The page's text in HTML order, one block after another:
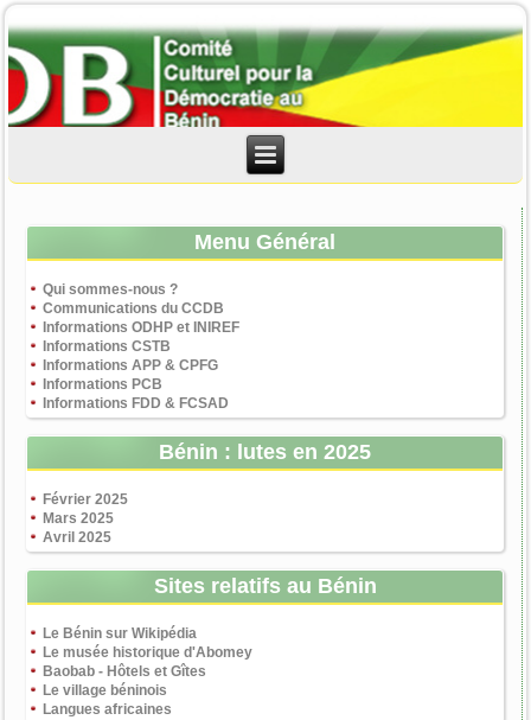
Menu Général
Qui sommes-nous ?
Communications du CCDB
Informations ODHP et INIREF
Informations CSTB
Informations APP & CPFG
Informations PCB
Informations FDD & FCSAD
Bénin : lutes en 2025
Février 2025
Mars 2025
Avril 2025
Sites relatifs au Bénin
Le Bénin sur Wikipédia
Le musée historique d'Abomey
Baobab - Hôtels et Gîtes
Le village béninois
Langues africaines